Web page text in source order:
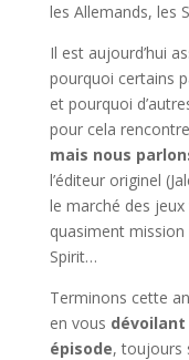
les Allemands, les
Il est aujourd’hui
pourquoi certains
et pourquoi
pour cela
mais nous
l’éditeur originel
le marché des
quasiment
Spirit…
Terminons cette
en vous
épisode, toujours